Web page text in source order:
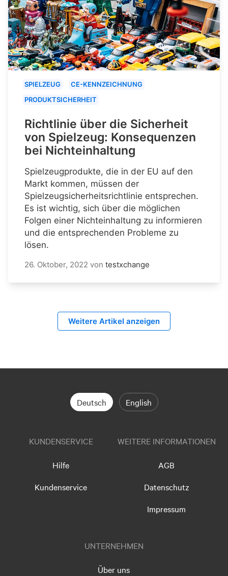
SPIELZEUG
CE-KENNZEICHNUNG
PRODUKTSICHERHEIT
Richtlinie über die Sicherheit
von Spielzeug: Konsequenzen
bei Nichteinhaltung
Spielzeugprodukte, die in der EU auf den
Markt kommen, müssen der
Spielzeugsicherheitsrichtlinie entsprechen.
Es ist wichtig, sich über die möglichen
Folgen einer Nichteinhaltung zu informieren
und die entsprechenden Probleme zu
lösen.
26. Oktober, 2022 von testxchange
Weitere Artikel anzeigen
Deutsch English
KUNDENSERVICE
Hilfe
Kundenservice
WEITERE INFORMATIONEN
AGB
Datenschutz
Impressum
UNTERNEHMEN
Über uns